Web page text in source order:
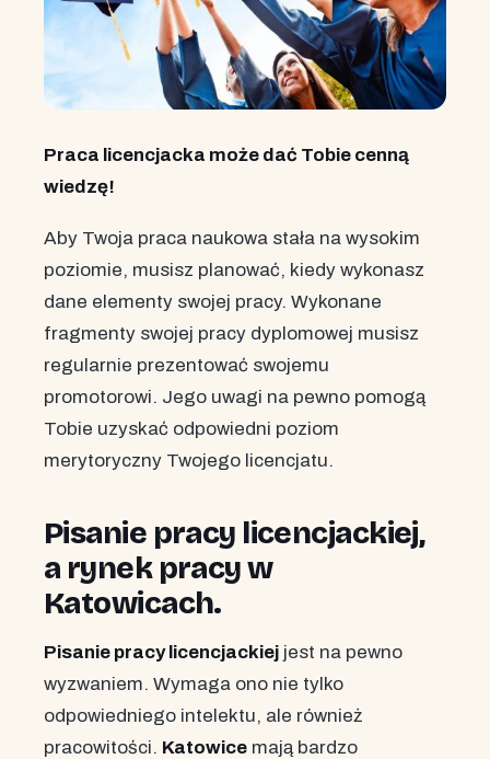
Praca licencjacka może dać Tobie cenną
wiedzę!
Aby Twoja praca naukowa stała na wysokim
poziomie, musisz planować, kiedy wykonasz
dane elementy swojej pracy. Wykonane
fragmenty swojej pracy dyplomowej musisz
regularnie prezentować swojemu
promotorowi. Jego uwagi na pewno pomogą
Tobie uzyskać odpowiedni poziom
merytoryczny Twojego licencjatu.
Pisanie pracy licencjackiej,
a rynek pracy w
Katowicach.
Pisanie pracy licencjackiej jest na pewno
wyzwaniem. Wymaga ono nie tylko
odpowiedniego intelektu, ale również
pracowitości. Katowice mają bardzo